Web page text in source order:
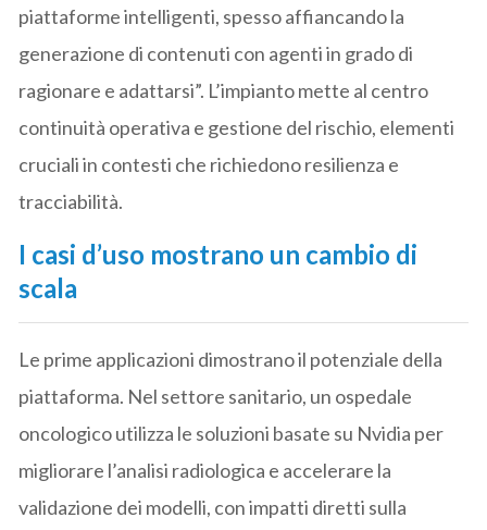
piattaforme intelligenti, spesso affiancando la
generazione di contenuti con agenti in grado di
ragionare e adattarsi”. L’impianto mette al centro
continuità operativa e gestione del rischio, elementi
cruciali in contesti che richiedono resilienza e
tracciabilità.
I casi d’uso mostrano un cambio di
scala
Le prime applicazioni dimostrano il potenziale della
piattaforma. Nel settore sanitario, un ospedale
oncologico utilizza le soluzioni basate su Nvidia per
migliorare l’analisi radiologica e accelerare la
validazione dei modelli, con impatti diretti sulla